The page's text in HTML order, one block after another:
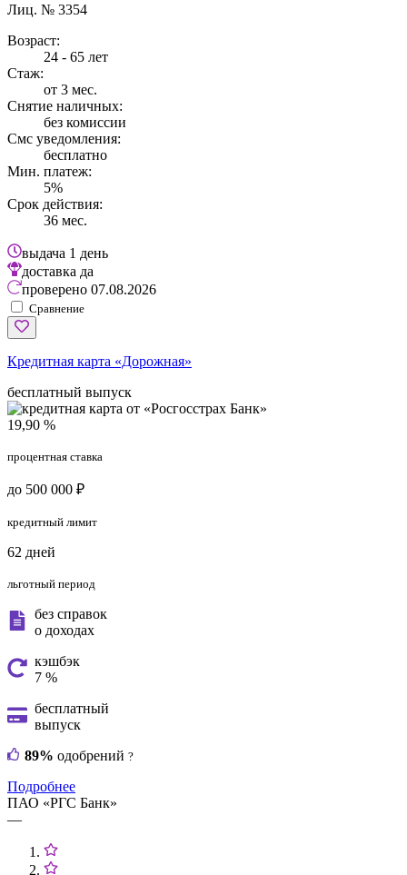
Лиц. № 3354
Возраст:
24 - 65 лет
Стаж:
от 3 мес.
Снятие наличных:
без комиссии
Смс уведомления:
бесплатно
Мин. платеж:
5%
Срок действия:
36 мес.
выдача 1 день
доставка да
проверено 07.08.2026
Сравнение
Кредитная карта «Дорожная»
бесплатный выпуск
19,90 %
процентная ставка
до 500 000 ₽
кредитный лимит
62 дней
льготный период
без справок
о доходах
кэшбэк
7 %
бесплатный
выпуск
89% одобрений ?
Подробнее
ПАО «РГС Банк»
—